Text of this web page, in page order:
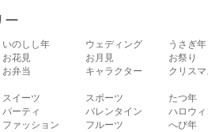
ー
いのしし年 ウェディング うさぎ年
お花見 お月見 お祭り
お弁当 キャラクター クリスマ
スイーツ スポーツ たつ年
パーティ バレンタイン ハロウィ
ファッション フルーツ へび年